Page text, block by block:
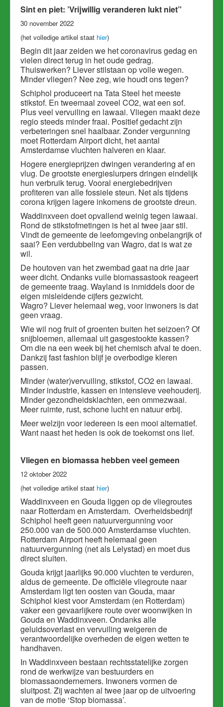
Sint en piet: ’Vrijwillig veranderen lukt niet”
30 november 2022
(het volledige artikel staat hier)
Begin dit jaar zeiden we het coronavirus gedag en
vielen direct terug in het oude gedrag.
Thuiswerken? Liever stilstaan op volle wegen.
Minder vliegen? Nee zeg, wie houdt ons tegen?
Schiphol produceert na Tata Steel het meeste
stikstof. En tweemaal zoveel CO2, wat een sof.
Plus veel vervuiling en lawaai. Vliegen maakt deze
regio steeds minder fraai. Positief gedacht zijn
verbeteringen snel haalbaar. Zonder vergunning
moet Rotterdam Airport dicht, het aantal
Amsterdamse vluchten halveren en klaar.
Hogere energieprijzen dwingen verandering af en
vlug. De grootste energieslurpers dringen eindelijk
hun verbruik terug. Vooral energiebedrijven
profiteren van alle fossiele steun. Net als tijdens
corona krijgen lagere inkomens de grootste dreun.
Waddinxveen doet opvallend weinig tegen lawaai.
Rond de stikstofmetingen is het al twee jaar stil.
Vindt de gemeente de leefomgeving onbelangrijk of
saai? Een verdubbeling van Wagro, dat is wat ze
wil.
De houtoven van het zwembad gaat na drie jaar
weer dicht. Ondanks vuile biomassastook reageert
de gemeente traag. Wayland is inmiddels door de
eigen misleidende cijfers gezwicht.
Wagro? Liever helemaal weg, voor inwoners is dat
geen vraag.
Wie wil nog fruit of groenten buiten het seizoen? Of
snijbloemen, allemaal uit gasgestookte kassen?
Om die na een week bij het chemisch afval te doen.
Dankzij fast fashion blijf je overbodige kleren
passen.
Minder (water)vervuiling, stikstof, CO2 en lawaai.
Minder industrie, kassen en intensieve veehouderij.
Minder gezondheidsklachten, een ommezwaai.
Meer ruimte, rust, schone lucht en natuur erbij.
Meer welzijn voor iedereen is een mooi alternatief.
Want naast het heden is ook de toekomst ons lief.
Vliegen en biomassa hebben veel gemeen
12 oktober 2022
(het volledige artikel staat hier)
Waddinxveen en Gouda liggen op de vliegroutes
naar Rotterdam en Amsterdam. Overheidsbedrijf
Schiphol heeft geen natuurvergunning voor
250.000 van de 500.000 Amsterdamse vluchten.
Rotterdam Airport heeft helemaal geen
natuurvergunning (net als Lelystad) en moet dus
direct sluiten.
Gouda krijgt jaarlijks 90.000 vluchten te verduren,
aldus de gemeente. De officiële vliegroute naar
Amsterdam ligt ten oosten van Gouda, maar
Schiphol kiest voor Amsterdam (en Rotterdam)
vaker een gevaarlijkere route over woonwijken in
Gouda en Waddinxveen. Ondanks alle
geluidsoverlast en vervuiling weigeren de
verantwoordelijke overheden de eigen wetten te
handhaven.
In Waddinxveen bestaan rechtsstatelijke zorgen
rond de werkwijze van bestuurders en
biomassaondernemers. Inwoners vormen de
sluitpost. Zij wachten al twee jaar op de uitvoering
van de motie ‘Stop biomassa’.